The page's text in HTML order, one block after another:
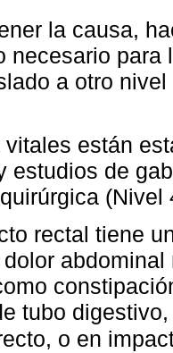
la causa,
necesario
a otro
están
estudios de
(Nivel
rectal tiene
tubo
o en